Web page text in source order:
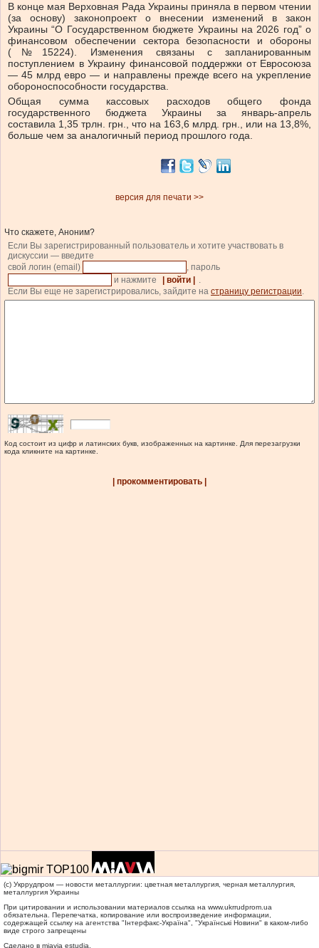
В конце мая Верховная Рада Украины приняла в первом чтении
(за основу) законопроект о внесении изменений в закон
Украины “О Государственном бюджете Украины на 2026 год” о
финансовом обеспечении сектора безопасности и обороны
(№15224). Изменения связаны с запланированным
поступлением в Украину финансовой поддержки от Евросоюза
— 45 млрд евро — и направлены прежде всего на укрепление
обороноспособности государства.
Общая сумма кассовых расходов общего фонда
государственного бюджета Украины за январь-апрель
составила 1,35 трлн. грн., что на 163,6 млрд. грн., или на 13,8%,
больше чем за аналогичный период прошлого года.
версия для печати >>
Что скажете, Аноним?
Если Вы зарегистрированный пользователь и хотите участвовать в
дискуссии — введите
свой логин (email)
, пароль
и нажмите
| войти |
.
Если Вы еще не зарегистрировались, зайдите на страницу регистрации.
Код состоит из цифр и латинских букв, изображенных на картинке. Для перезагрузки
кода кликните на картинке.
| прокомментировать |
(c) Укррудпром — новости металлургии: цветная металлургия, черная металлургия,
металлургия Украины
При цитировании и использовании материалов ссылка на www.ukrrudprom.ua
обязательна. Перепечатка, копирование или воспроизведение информации,
содержащей ссылку на агентства "Iнтерфакс-Україна", "Українськi Новини" в каком-либо
виде строго запрещены
Сделано в miavia estudia.